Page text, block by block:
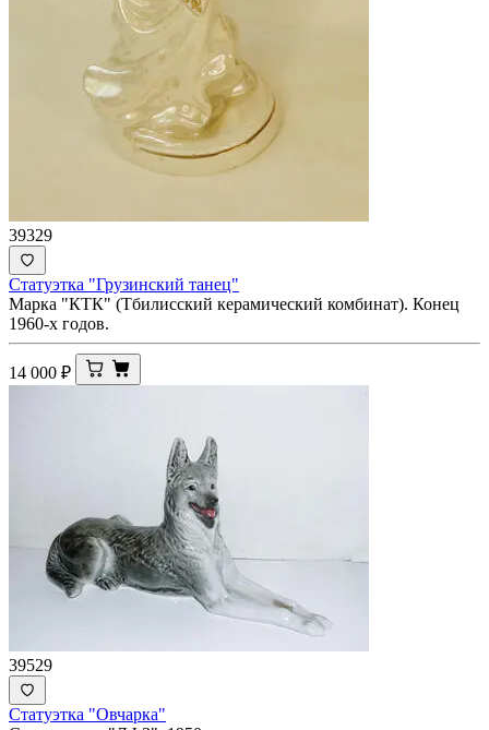
39329
Статуэтка "Грузинский танец"
Марка "КТК" (Тбилисский керамический комбинат). Конец
1960-х годов.
14 000 ₽
39529
Статуэтка "Овчарка"